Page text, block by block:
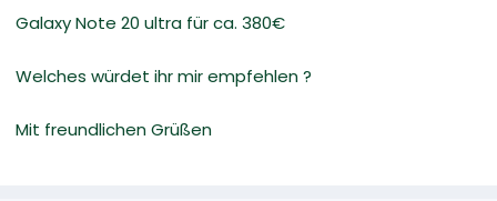
Galaxy Note 20 ultra für ca. 380€
Welches würdet ihr mir empfehlen ?
Mit freundlichen Grüßen